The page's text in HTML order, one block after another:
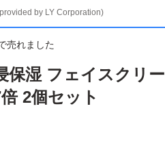
by LY Corporation)
売れました
保湿 フェイスクリー
2個セット